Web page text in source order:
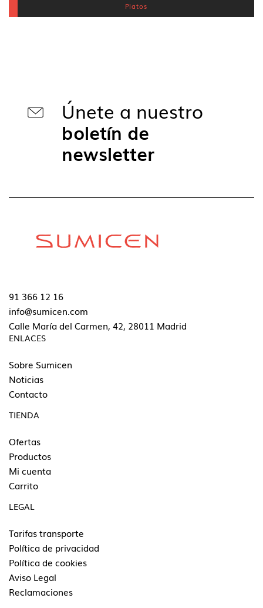
Platos
Únete a nuestro
boletín de
newsletter
91 366 12 16
info@sumicen.com
Calle María del Carmen, 42, 28011 Madrid
ENLACES
Sobre Sumicen
Noticias
Contacto
TIENDA
Ofertas
Productos
Mi cuenta
Carrito
LEGAL
Tarifas transporte
Política de privacidad
Política de cookies
Aviso Legal
Reclamaciones